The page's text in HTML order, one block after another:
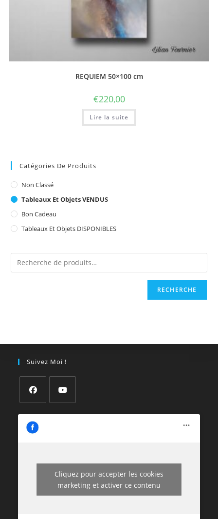
REQUIEM 50×100 cm
€220,00
Lire la suite
Catégories De Produits
Non Classé
Tableaux Et Objets VENDUS
Bon Cadeau
Tableaux Et Objets DISPONIBLES
RECHERCHE
Suivez Moi !
Cliquez pour accepter les cookies
marketing et activer ce contenu